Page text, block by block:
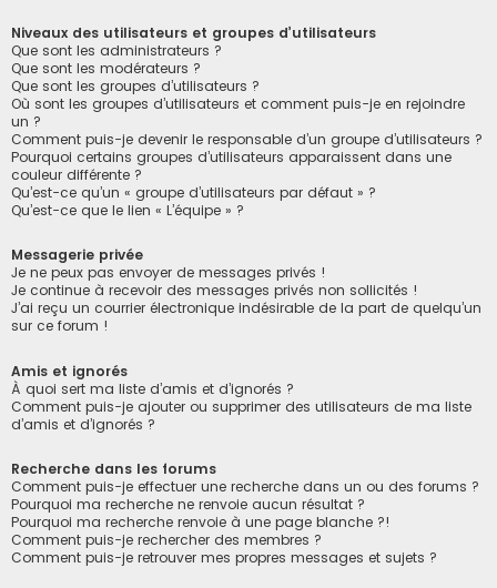
Niveaux des utilisateurs et groupes d’utilisateurs
Que sont les administrateurs ?
Que sont les modérateurs ?
Que sont les groupes d’utilisateurs ?
Où sont les groupes d’utilisateurs et comment puis-je en rejoindre
un ?
Comment puis-je devenir le responsable d’un groupe d’utilisateurs ?
Pourquoi certains groupes d’utilisateurs apparaissent dans une
couleur différente ?
Qu’est-ce qu’un « groupe d’utilisateurs par défaut » ?
Qu’est-ce que le lien « L’équipe » ?
Messagerie privée
Je ne peux pas envoyer de messages privés !
Je continue à recevoir des messages privés non sollicités !
J’ai reçu un courrier électronique indésirable de la part de quelqu’un
sur ce forum !
Amis et ignorés
À quoi sert ma liste d’amis et d’ignorés ?
Comment puis-je ajouter ou supprimer des utilisateurs de ma liste
d’amis et d’ignorés ?
Recherche dans les forums
Comment puis-je effectuer une recherche dans un ou des forums ?
Pourquoi ma recherche ne renvoie aucun résultat ?
Pourquoi ma recherche renvoie à une page blanche ?!
Comment puis-je rechercher des membres ?
Comment puis-je retrouver mes propres messages et sujets ?